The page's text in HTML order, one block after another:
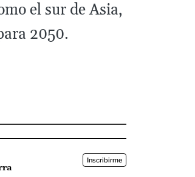
el sur de Asia,
2050.
Inscribirme